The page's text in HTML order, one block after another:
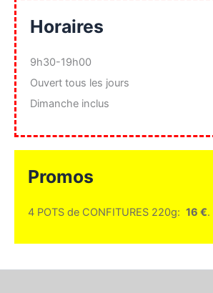
Horaires
9h30-19h00
Ouvert tous les jours
Dimanche inclus
Promos
4 POTS de CONFITURES 220g: 16 €.